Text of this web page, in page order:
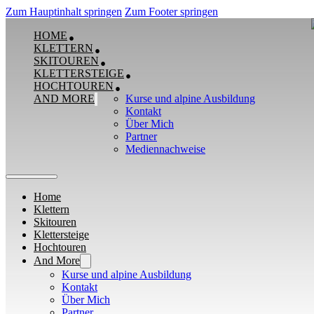
Zum Hauptinhalt springen Zum Footer springen
HOME
KLETTERN
SKITOUREN
KLETTERSTEIGE
HOCHTOUREN
AND MORE
Kurse und alpine Ausbildung
Kontakt
Über Mich
Partner
Mediennachweise
Home
Klettern
Skitouren
Klettersteige
Hochtouren
And More
Kurse und alpine Ausbildung
Kontakt
Über Mich